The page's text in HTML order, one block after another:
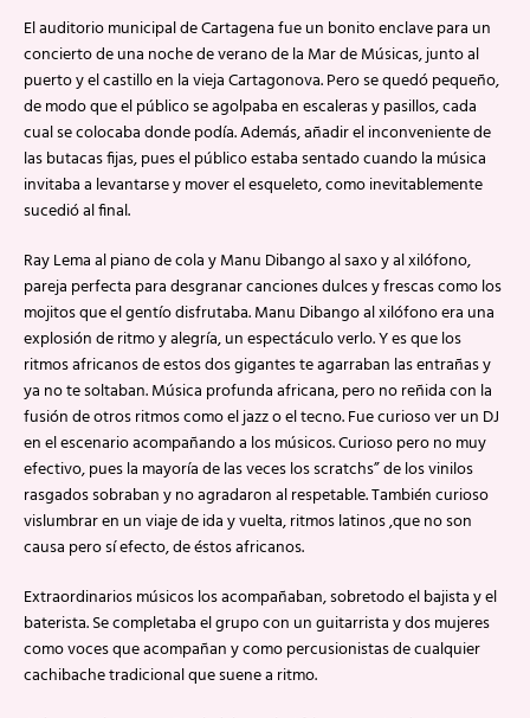
El auditorio municipal de Cartagena fue un bonito enclave para un
concierto de una noche de verano de la Mar de Músicas, junto al
puerto y el castillo en la vieja Cartagonova. Pero se quedó pequeño,
de modo que el público se agolpaba en escaleras y pasillos, cada
cual se colocaba donde podía. Además, añadir el inconveniente de
las butacas fijas, pues el público estaba sentado cuando la música
invitaba a levantarse y mover el esqueleto, como inevitablemente
sucedió al final.
Ray Lema al piano de cola y Manu Dibango al saxo y al xilófono,
pareja perfecta para desgranar canciones dulces y frescas como los
mojitos que el gentío disfrutaba. Manu Dibango al xilófono era una
explosión de ritmo y alegría, un espectáculo verlo. Y es que los
ritmos africanos de estos dos gigantes te agarraban las entrañas y
ya no te soltaban. Música profunda africana, pero no reñida con la
fusión de otros ritmos como el jazz o el tecno. Fue curioso ver un DJ
en el escenario acompañando a los músicos. Curioso pero no muy
efectivo, pues la mayoría de las veces los scratchs” de los vinilos
rasgados sobraban y no agradaron al respetable. También curioso
vislumbrar en un viaje de ida y vuelta, ritmos latinos ,que no son
causa pero sí efecto, de éstos africanos.
Extraordinarios músicos los acompañaban, sobretodo el bajista y el
baterista. Se completaba el grupo con un guitarrista y dos mujeres
como voces que acompañan y como percusionistas de cualquier
cachibache tradicional que suene a ritmo.